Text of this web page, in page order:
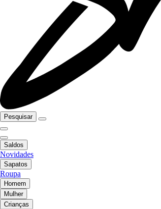
Pesquisar
Saldos
Novidades
Sapatos
Roupa
Homem
Mulher
Crianças